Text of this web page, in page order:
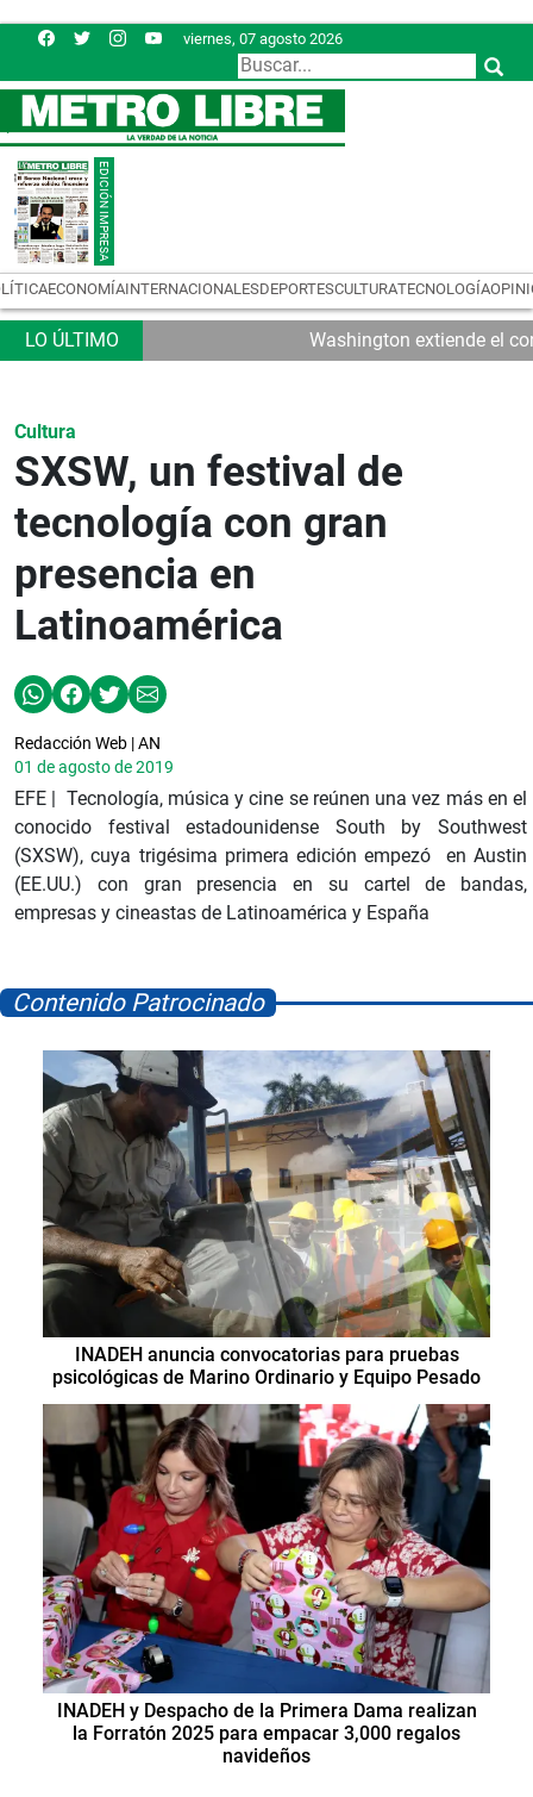
viernes, 07 agosto 2026
ECONOMÍAINTERNACIONALESDEPORTESCULTURATECNOLOGÍA
Washington extiende el
Cultura
SXSW, un festival de
tecnología con gran
presencia en
Latinoamérica
Redacción Web | AN
01 de agosto de 2019
EFE | Tecnología, música y cine se reúnen una vez más en el
conocido festival estadounidense South by Southwest
(SXSW), cuya trigésima primera edición empezó en Austin
(EE.UU.) con gran presencia en su cartel de bandas,
empresas y cineastas de Latinoamérica y España
Contenido Patrocinado
INADEH anuncia convocatorias para pruebas
psicológicas de Marino Ordinario y Equipo Pesado
INADEH y Despacho de la Primera Dama realizan
la Forratón 2025 para empacar 3,000 regalos
navideños